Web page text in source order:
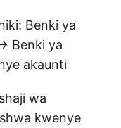
Benki ya
Benki ya
akaunti
wa
kwenye